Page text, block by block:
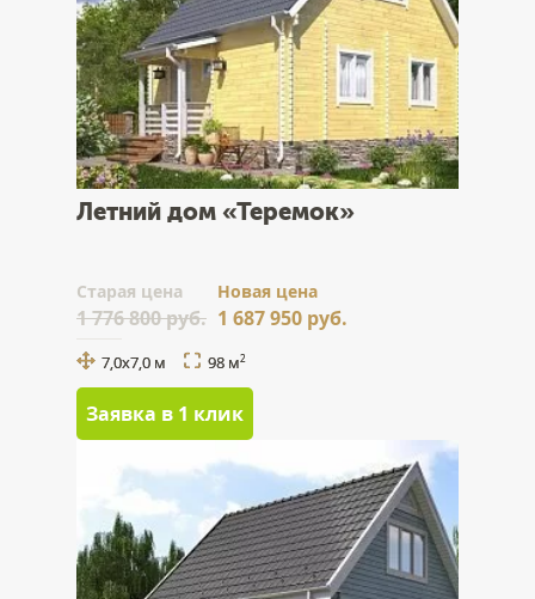
Летний дом «Теремок»
Cтарая цена
1 776 800 руб.
Новая цена
1 687 950 руб.
7,0х7,0 м 98 м2
Заявка в 1 клик